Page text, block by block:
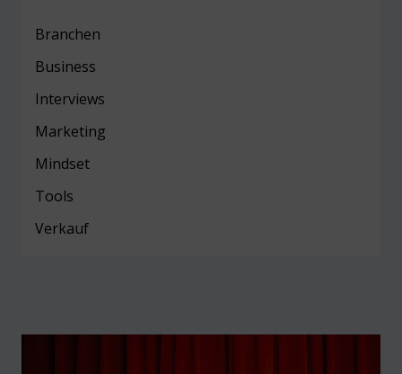
Branchen
Business
Interviews
Marketing
Mindset
Tools
Verkauf